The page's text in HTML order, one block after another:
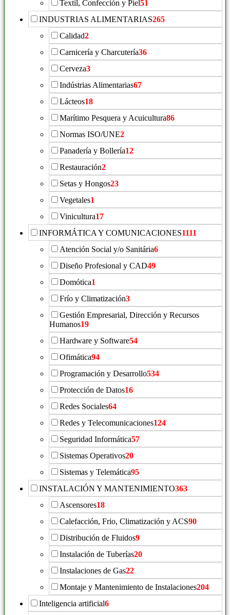
Textil, Confección y Piel51
INDUSTRIAS ALIMENTARIAS265
Calidad2
Carnicería y Charcutería36
Cerveza3
Indústrias Alimentarias67
Lácteos18
Marítimo Pesquera y Acuicultura86
Normas ISO/UNE2
Panadería y Bollería12
Restauración2
Setas y Hongos23
Vegetales1
Vinicultura17
INFORMÁTICA Y COMUNICACIONES1111
Atención Social y/o Sanitária6
Diseño Profesional y CAD49
Domótica1
Frío y Climatización3
Gestión Empresarial, Dirección y Recursos
Humanos19
Hardware y Software54
Ofimática94
Programación y Desarrollo534
Protección de Datos16
Redes Sociales64
Redes y Telecomunicaciones124
Seguridad Informática57
Sistemas Operativos20
Sistemas y Telemática95
INSTALACIÓN Y MANTENIMIENTO363
Ascensores18
Calefacción, Frio, Climatización y ACS90
Distribución de Fluidos9
Instalación de Tuberías20
Instalaciones de Gas22
Montaje y Mantenimiento de Instalaciones204
Inteligencia artificial6